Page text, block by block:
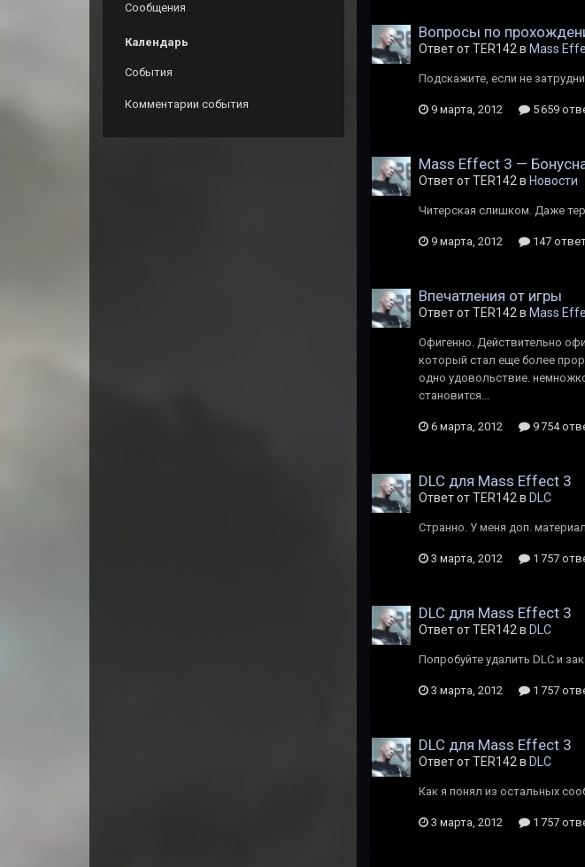
Сообщения
Календарь
События
Комментарии события
Вопросы по
Ответ от TER142 в Mass
Подскажите, если не
9 марта, 2012 5 659
Mass Effect 3 —
Ответ от TER142 в Новости
Читерская слишком. Даже
9 марта, 2012 147
Впечатления от игры
Ответ от TER142 в Mass
Офигенно. Действительно
который стал еще более
одно удовольствие.
становится...
6 марта, 2012 9 754
DLC для Mass Effect 3
Ответ от TER142 в DLC
Странно. У меня доп.
3 марта, 2012 1 757
DLC для Mass Effect 3
Ответ от TER142 в DLC
Попробуйте удалить DLC и
3 марта, 2012 1 757
DLC для Mass Effect 3
Ответ от TER142 в DLC
Как я понял из остальных
3 марта, 2012 1 757